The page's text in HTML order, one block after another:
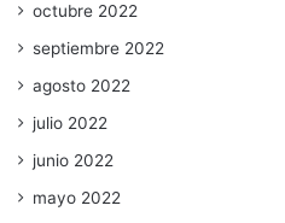
octubre 2022
septiembre 2022
agosto 2022
julio 2022
junio 2022
mayo 2022